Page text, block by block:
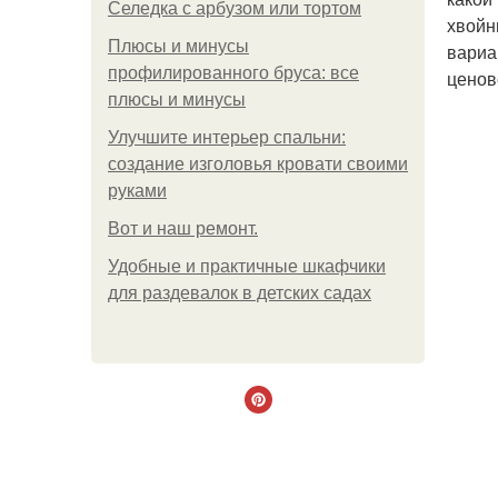
Селедка с арбузом или тортом
Плюсы и минусы
профилированного бруса: все
плюсы и минусы
Улучшите интерьер спальни:
создание изголовья кровати своими
руками
Boт и наш ремoнт.
Удобные и практичные шкафчики
для раздевалок в детских садах